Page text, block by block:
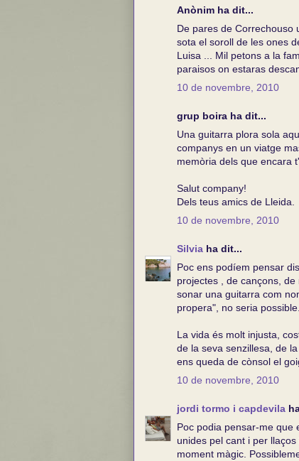
Anònim ha dit...
De pares de Correchouso
sota el soroll de les ones
Luisa ... Mil petons a la
paraisos on estaras
10 de novembre, 2010
grup boira ha dit...
Una guitarra plora sola
companys en un viatge
memòria dels que encara
Salut company!
Dels teus amics de Lleida.
10 de novembre, 2010
Silvia ha dit...
Poc ens podíem pensar
projectes , de cançons,
sonar una guitarra com
propera", no seria possible.
La vida és molt injusta,
de la seva senzillesa, de
ens queda de cònsol el
10 de novembre, 2010
jordi tormo i capdevila
Poc podia pensar-me que
unides pel cant i per
moment màgic.